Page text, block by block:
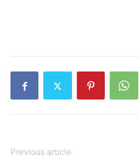
Previous article